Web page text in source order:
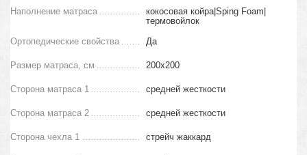
Наполнение матраса
кокосовая койра|Sping Foam|
термовойлок
Ортопедические свойства
Да
Размер матраса, см 200х200
Сторона матраса 1 средней жесткости
Сторона матраса 2 средней жесткости
Сторона чехла 1 стрейч жаккард